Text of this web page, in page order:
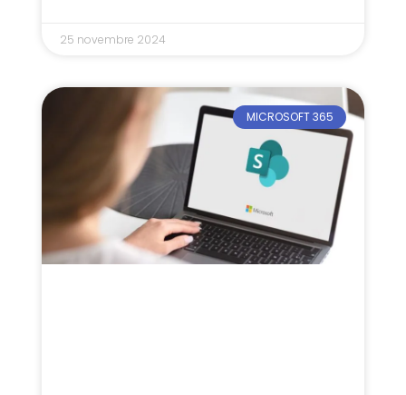
25 novembre 2024
MICROSOFT 365